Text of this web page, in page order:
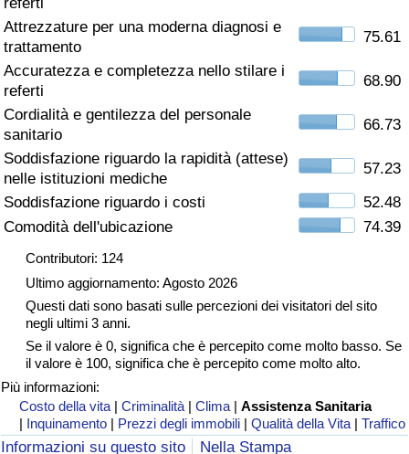
referti
Attrezzature per una moderna diagnosi e
trattamento
75.61
Accuratezza e completezza nello stilare i
referti
68.90
Cordialità e gentilezza del personale
sanitario
66.73
Soddisfazione riguardo la rapidità (attese)
nelle istituzioni mediche
57.23
Soddisfazione riguardo i costi
52.48
Comodità dell'ubicazione
74.39
Contributori: 124
Ultimo aggiornamento: Agosto 2026
Questi dati sono basati sulle percezioni dei visitatori del sito
negli ultimi 3 anni.
Se il valore è 0, significa che è percepito come molto basso. Se
il valore è 100, significa che è percepito come molto alto.
Più informazioni:
Costo della vita |Criminalità |Clima |Assistenza Sanitaria
| Inquinamento | Prezzi degli immobili |Qualità della Vita |Traffico
Informazioni su questo sito Nella Stampa
Indice di criminalità per paese
Assistenza Sanitaria
Indice dell’Assistenza Sanitaria (Corrente)
Indice dell’Assistenza Sanitaria
Indice dell’Assistenza Sanitaria per
Inquinamento
Indice dell’Inquinamento (Corrente)
Indice di inquinamento
Indice dell’Inquinamento per Nazione